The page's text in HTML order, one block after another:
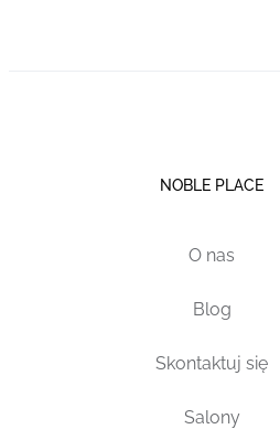
NOBLE PLACE
O nas
Blog
Skontaktuj się
Salony